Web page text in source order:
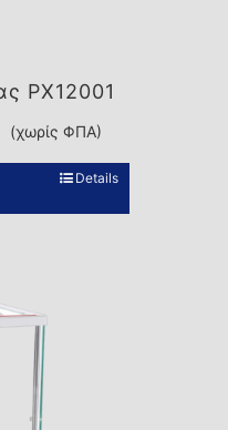
PX12001
(χωρίς ΦΠΑ)
Details